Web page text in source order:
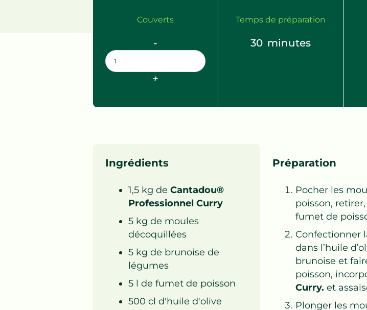
Couverts
-
+
Temps de préparation
30 minutes
Ingrédients
1,5kg de Cantadou®
Professionnel Curry
5kg de moules
décoquillées
5kg de brunoise de
légumes
5l de fumet de poisson
500 cl d'huile d'olive
Préparation
Pocher les
poisson,
fumet de
Confectionner
dans l’huile
brunoise et
poisson,
Curry. et
Plonger les